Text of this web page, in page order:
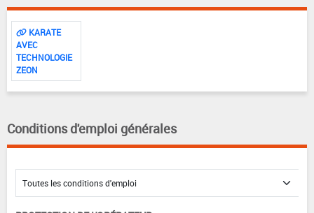
KARATE
AVEC
TECHNOLOGIE
ZEON
Conditions d'emploi générales